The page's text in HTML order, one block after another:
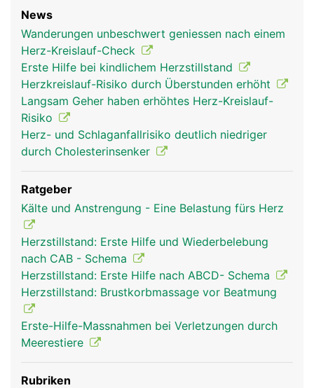
herz frau
News
Wanderungen unbeschwert geniessen nach einem
Herz-Kreislauf-Check
Erste Hilfe bei kindlichem Herzstillstand
Herzkreislauf-Risiko durch Überstunden erhöht
Langsam Geher haben erhöhtes Herz-Kreislauf-
Risiko
Herz- und Schlaganfallrisiko deutlich niedriger
durch Cholesterinsenker
Ratgeber
Kälte und Anstrengung - Eine Belastung fürs Herz
Herzstillstand: Erste Hilfe und Wiederbelebung
nach CAB - Schema
Herzstillstand: Erste Hilfe nach ABCD- Schema
Herzstillstand: Brustkorbmassage vor Beatmung
Erste-Hilfe-Massnahmen bei Verletzungen durch
Meerestiere
Rubriken